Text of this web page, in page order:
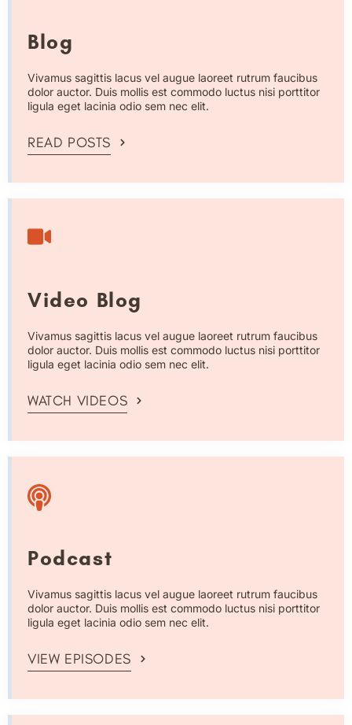
Blog
Vivamus sagittis lacus vel augue laoreet rutrum faucibus
dolor auctor. Duis mollis est commodo luctus nisi porttitor
ligula eget lacinia odio sem nec elit.
READ POSTS
Video Blog
Vivamus sagittis lacus vel augue laoreet rutrum faucibus
dolor auctor. Duis mollis est commodo luctus nisi porttitor
ligula eget lacinia odio sem nec elit.
WATCH VIDEOS
Podcast
Vivamus sagittis lacus vel augue laoreet rutrum faucibus
dolor auctor. Duis mollis est commodo luctus nisi porttitor
ligula eget lacinia odio sem nec elit.
VIEW EPISODES